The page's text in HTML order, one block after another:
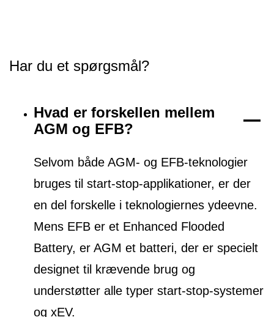
Har du et spørgsmål?
Hvad er forskellen mellem
AGM og EFB?
Selvom både AGM- og EFB-teknologier
bruges til start-stop-applikationer, er der
en del forskelle i teknologiernes ydeevne.
Mens EFB er et Enhanced Flooded
Battery, er AGM et batteri, der er specielt
designet til krævende brug og
understøtter alle typer start-stop-systemer
og xEV.